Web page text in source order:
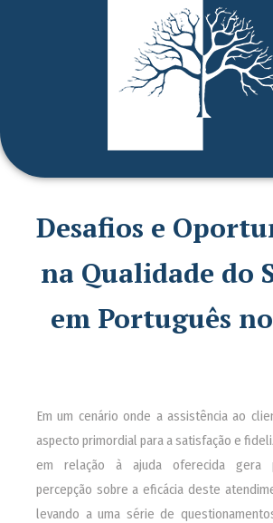
Desafios e
na Qualidade do
em Português
Em um cenário onde a assistência ao
aspecto primordial para a satisfação e
em relação à ajuda oferecida gera
percepção sobre a eficácia deste
levando a uma série de